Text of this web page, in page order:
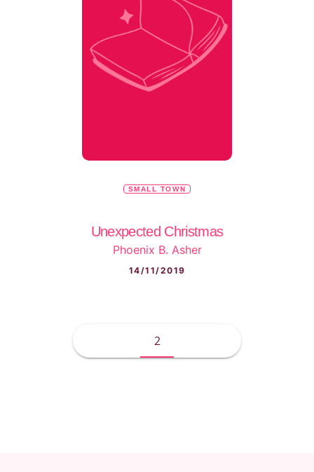
SMALL TOWN
Unexpected Christmas
Phoenix B. Asher
14/11/2019
2